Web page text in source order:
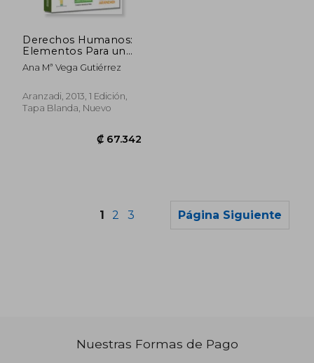
Derechos Humanos:
Elementos Para un
Nuevo Marco
Conceptual
Ana Mª Vega Gutiérrez
Aranzadi, 2013, 1 Edición,
Tapa Blanda, Nuevo
1 2 3 Página Siguiente
Nuestras Formas de Pago